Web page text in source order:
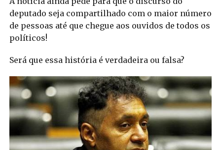
deputado seja compartilhado com o maior número
de pessoas até que chegue aos ouvidos de todos os
políticos!
Será que essa história é verdadeira ou falsa?